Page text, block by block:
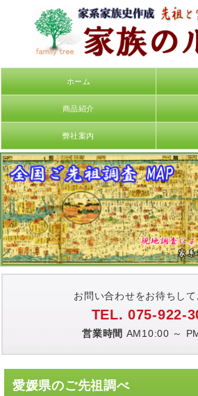
ホーム
商品紹介
弊社案内
お問い合わせをお待ちし
TEL. 075-922-
営業時間 AM10:00 ～
愛媛県のご先祖調べ